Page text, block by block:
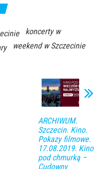
koncerty w
weekend w Szczecinie
ARCHIWUM.
Szczecin. Kino.
Pokazy filmowe.
17.08.2019. Kino
pod chmurką –
Cudowny